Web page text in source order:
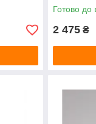
Готово до
2 475 ₴